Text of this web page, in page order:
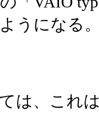
うになる
は、これ